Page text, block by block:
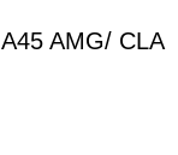
AMG/ CLA